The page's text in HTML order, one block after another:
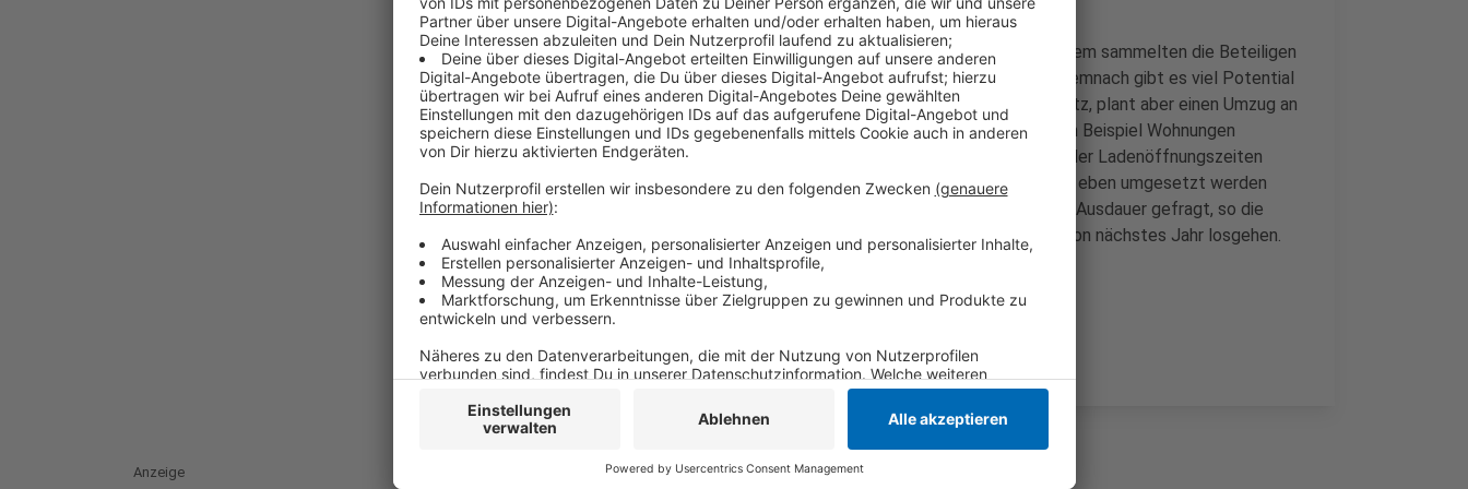
Hauptthema war die aktuelle Situation der Krefelder City. Außerdem sammelten die Beteiligen
Ideen, wie man die Innenstadt wieder attraktiver machen kann. Demnach gibt es viel Potential
- zum Beispiel am Nordwall. Dort hat die Krefelder Polizei ihren Sitz, plant aber einen Umzug an
einen neuen Standort. Auf dem jetzigen Areal könnten später zum Beispiel Wohnungen
entstehen, so eine der Ideen. Das würde die City auch außerhalb der Ladenöffnungszeiten
beleben, heißt es von der Stadt Krefeld. Pläne, die aber nicht mal eben umgesetzt werden
können - genau wie die Umgestaltung des Theaterplatzes. Es sei Ausdauer gefragt, so die
Stadt weiter. Auf sdem Willy-Göldenbachs-Platz soll es aber schon nächstes Jahr losgehen.
Hier ist unter anderem ein Fahrradparkhaus geplant.
Anzeige
Anzeige